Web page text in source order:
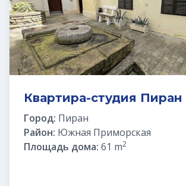
Квартира-студия Пиран
Город: Пиран
Район: Южная Приморская
Площадь дома: 61 m2